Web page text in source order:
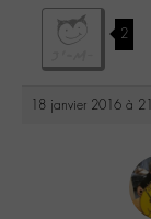
2
18 janvier 2016 à